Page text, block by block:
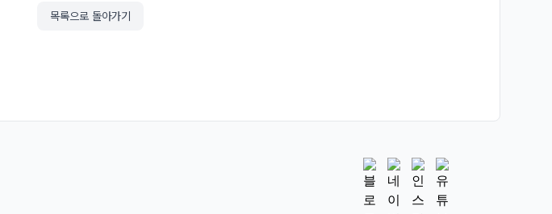
목록으로 돌아가기